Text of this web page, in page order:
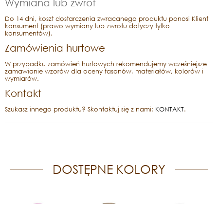
Wymiana lub zwrot
Do 14 dni, koszt dostarczenia zwracanego produktu ponosi Klient
konsument (prawo wymiany lub zwrotu dotyczy tylko
konsumentów).
Zamówienia hurtowe
W przypadku zamówień hurtowych rekomendujemy wcześniejsze
zamawianie wzorów dla oceny fasonów, materiałów, kolorów i
wymiarów.
Kontakt
Szukasz innego produktu? Skontaktuj się z nami: KONTAKT.
DOSTĘPNE KOLORY